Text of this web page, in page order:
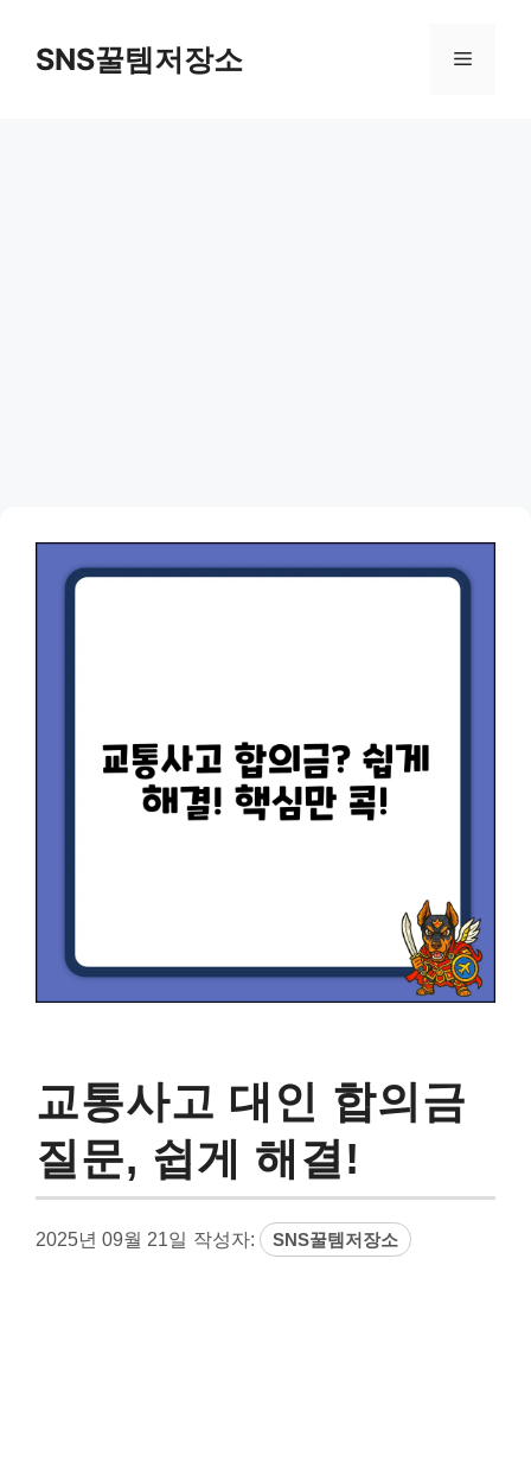
SNS꿀템저장소 메
교통사고 대인 합의금
질문, 쉽게 해결!
2025년 09월 21일 작성자: SNS꿀템저장소